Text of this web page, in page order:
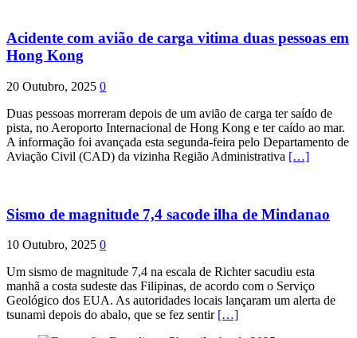
Acidente com avião de carga vitima duas pessoas em
Hong Kong
20 Outubro, 2025 0
Duas pessoas morreram depois de um avião de carga ter saído de
pista, no Aeroporto Internacional de Hong Kong e ter caído ao mar.
A informação foi avançada esta segunda-feira pelo Departamento de
Aviação Civil (CAD) da vizinha Região Administrativa […]
Sismo de magnitude 7,4 sacode ilha de Mindanao
10 Outubro, 2025 0
Um sismo de magnitude 7,4 na escala de Richter sacudiu esta
manhã a costa sudeste das Filipinas, de acordo com o Serviço
Geológico dos EUA. As autoridades locais lançaram um alerta de
tsunami depois do abalo, que se fez sentir […]